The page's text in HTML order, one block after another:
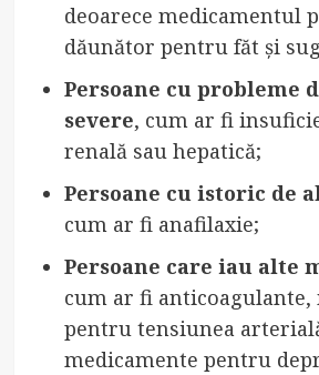
deoarece medicamentul
dăunător pentru făt și
Persoane cu probleme
severe, cum ar fi
renală sau hepatică;
Persoane cu istoric de
cum ar fi anafilaxie;
Persoane care iau alte
cum ar fi anticoagulante,
pentru tensiunea
medicamente pentru